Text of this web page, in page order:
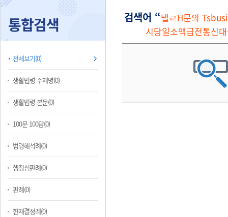
통합검색
전체보기(0)
생활법령 주제명(0)
생활법령 본문(0)
100문 100답(0)
법령해석례(0)
행정심판례(0)
판례(0)
헌재결정례(0)
검색어 “탤ㄹH문의
시당일소액급전통신